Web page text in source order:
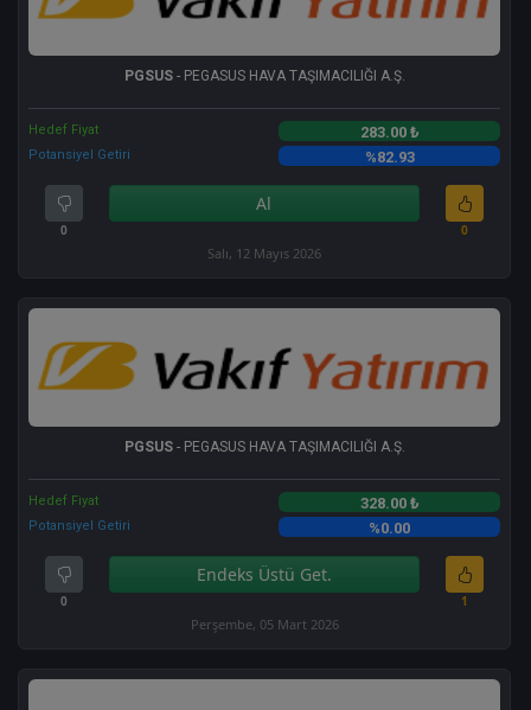
PGSUS- PEGASUS HAVA TAŞIMACILIĞI A.Ş.
Hedef Fiyat 283.00 ₺
Potansiyel Getiri %82.93
0
Al
0
Salı, 12 Mayıs 2026
PGSUS- PEGASUS HAVA TAŞIMACILIĞI A.Ş.
Hedef Fiyat 328.00 ₺
Potansiyel Getiri %0.00
0
Endeks Üstü Get.
1
Perşembe, 05 Mart 2026